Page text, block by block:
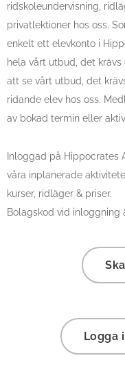
ridskoleundervisning,
privatlektioner hos oss.
enkelt ett elevkonto i
hela vårt utbud, det
att se vårt utbud, det
ridande elev hos oss.
av bokad termin eller
Inloggad på Hippocrates
våra inplanerade
kurser, ridläger & priser.
Bolagskod vid inloggning
Logga